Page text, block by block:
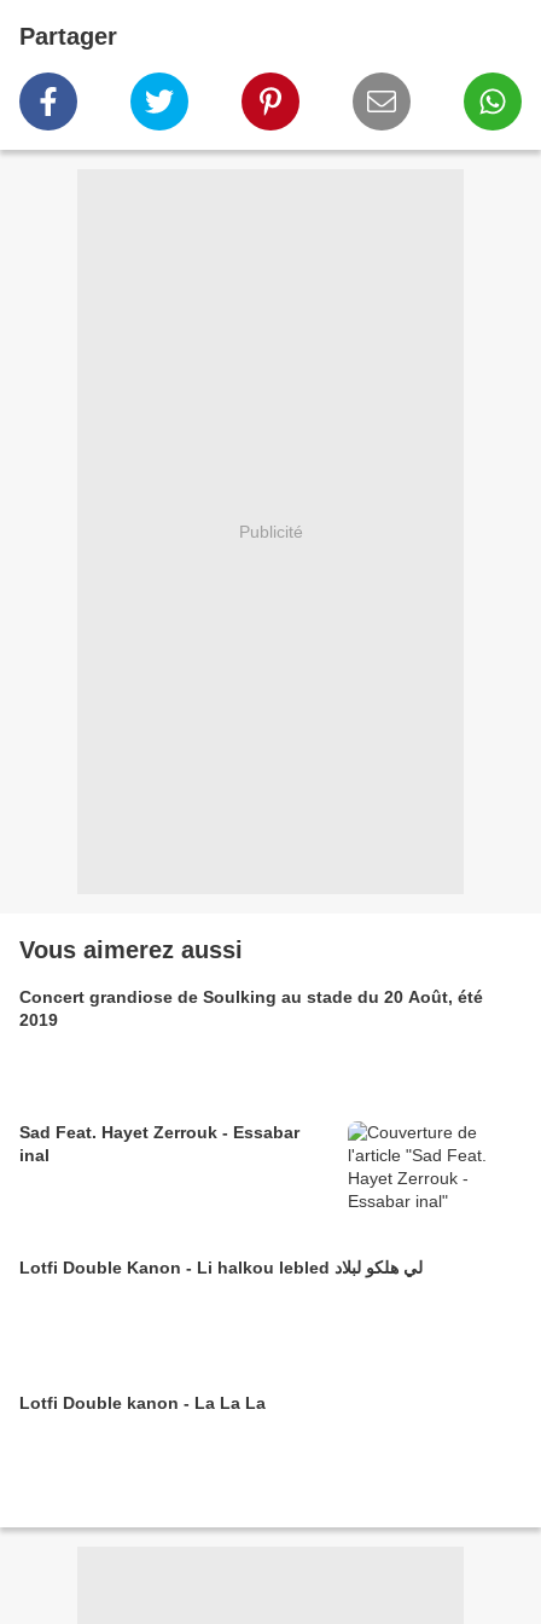
Partager
Publicité
Vous aimerez aussi
Concert grandiose de Soulking au stade du 20 Août, été
2019
Sad Feat. Hayet Zerrouk - Essabar
inal
Lotfi Double Kanon - Li halkou lebled لي هلكو لبلاد
Lotfi Double kanon - La La La